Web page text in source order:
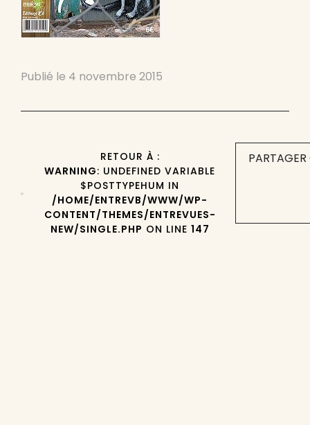
Publié le 4 novembre 2015
RETOUR À :
WARNING: UNDEFINED VARIABLE
$POSTTYPEHUM IN
/HOME/ENTREVB/WWW/WP-
CONTENT/THEMES/ENTREVUES-
NEW/SINGLE.PHP ON LINE 147